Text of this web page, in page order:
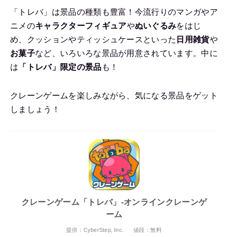
「トレバ」は景品の種類も豊富！今流行りのマンガやア
ニメのキャラクターフィギュアやぬいぐるみをはじ
め、クッションやティッシュケースといった 日用雑貨や
お菓子など、いろいろな景品が用意されています。中に
は 「トレバ」限定の景品 も！
クレーンゲームを楽しみながら、気になる景品をゲット
しましょう！
クレーンゲーム「トレバ」-オンラインクレーンゲ
ーム
提供：CyberStep, Inc. 値段：無料